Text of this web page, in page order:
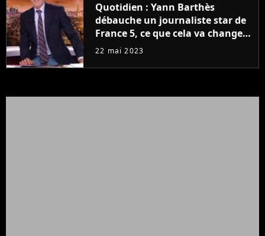
Quotidien : Yann Barthès
débauche un journaliste star de
France 5, ce que cela va changer
à la rentrée
22 mai 2023